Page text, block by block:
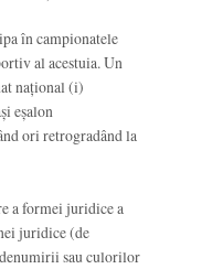
în campionatele
al acestuia. Un
naţional (i)
eşalon
ori retrogradând la
a formei juridice a
juridice (de
sau culorilor